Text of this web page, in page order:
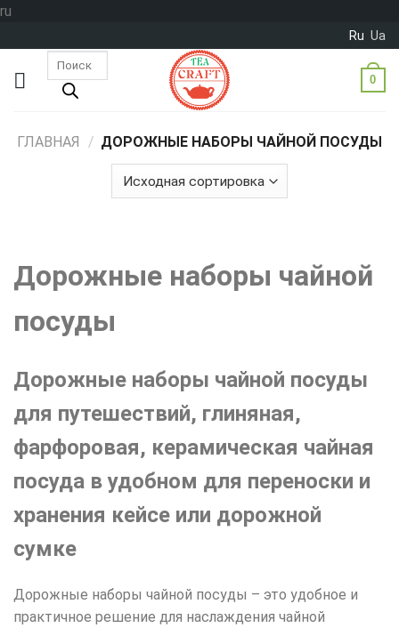
ru
content
Ru Ua
0
ГЛАВНАЯ / ДОРОЖНЫЕ НАБОРЫ ЧАЙНОЙ ПОСУДЫ
Дорожные наборы чайной
посуды
Дорожные наборы чайной посуды
для путешествий, глиняная,
фарфоровая, керамическая чайная
посуда в удобном для переноски и
хранения кейсе или дорожной
сумке
Дорожные наборы чайной посуды – это удобное и
практичное решение для наслаждения чайной